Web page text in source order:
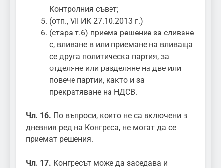
Контролния съвет;
(отп., VII ИК 27.10.2013 г.)
(стара т.6) приема решение за сливане
с, вливане в или приемане на вливаща
се друга политическа партия, за
отделяне или разделяне на две или
повече партии, както и за
прекратяване на НДСВ.
Чл. 16. По въпроси, които не са включени в
дневния ред на Конгреса, не могат да се
приемат решения.
Чл. 17. Конгресът може да заседава и